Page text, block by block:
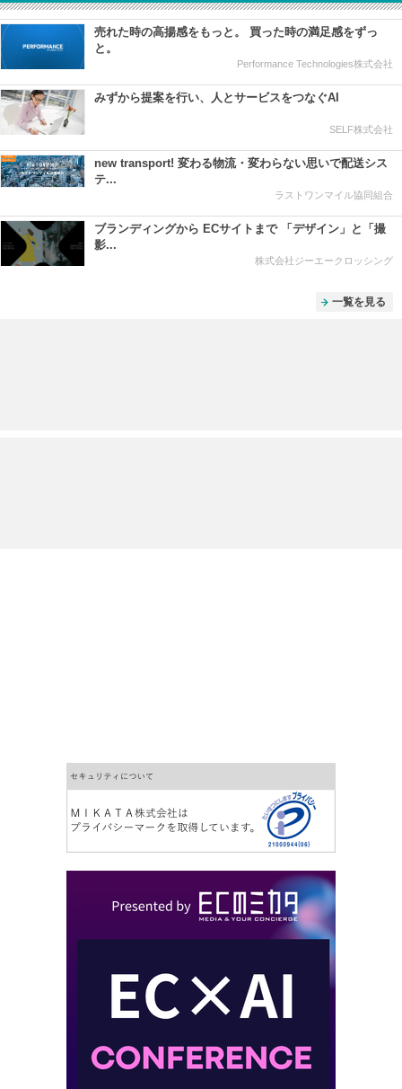
売れた時の高揚感をもっと。 買った時の満足感をずっ
と。
Performance Technologies株式会社
みずから提案を行い、人とサービスをつなぐAI
SELF株式会社
new transport! 変わる物流・変わらない思いで配送シス
テ...
ラストワンマイル協同組合
ブランディングから ECサイトまで 「デザイン」と「撮
影...
株式会社ジーエークロッシング
一覧を見る